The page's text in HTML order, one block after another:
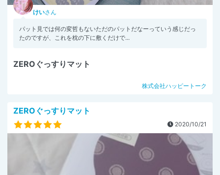
けいさん
パット見では何の変哲もないただのパットだなーっていう感じだっ
たのですが、これを枕の下に敷くだけで...
ZEROぐっすりマット
株式会社ハッピートーク
ZEROぐっすりマット
2020/10/21